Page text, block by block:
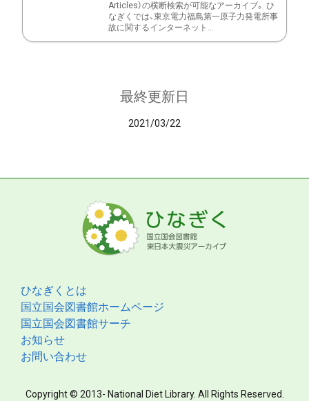
Articles）の横断検索が可能なアーカイブ。 ひ
なぎくでは、東京電力福島第一原子力発電所事
故に関するインターネット...
最終更新日
2021/03/22
ひなぎくとは
国立国会図書館ホームページ
国立国会図書館サーチ
お知らせ
お問い合わせ
Copyright © 2013- National Diet Library. All Rights Reserved.